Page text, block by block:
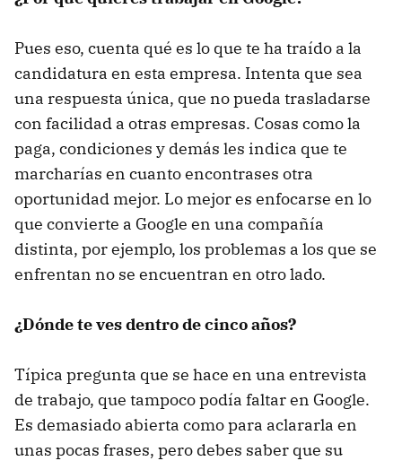
Pues eso, cuenta qué es lo que te ha traído a la
candidatura en esta empresa. Intenta que sea
una respuesta única, que no pueda trasladarse
con facilidad a otras empresas. Cosas como la
paga, condiciones y demás les indica que te
marcharías en cuanto encontrases otra
oportunidad mejor. Lo mejor es enfocarse en lo
que convierte a Google en una compañía
distinta, por ejemplo, los problemas a los que se
enfrentan no se encuentran en otro lado.
¿Dónde te ves dentro de cinco años?
Típica pregunta que se hace en una entrevista
de trabajo, que tampoco podía faltar en Google.
Es demasiado abierta como para aclararla en
unas pocas frases, pero debes saber que su